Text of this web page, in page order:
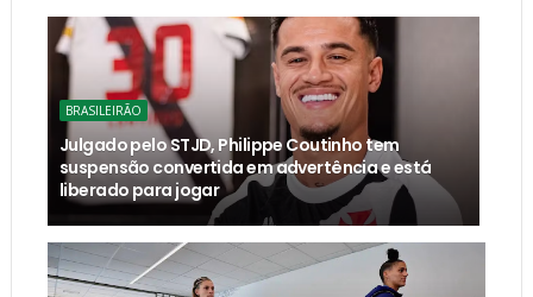
BRASILEIRÃO
Julgado pelo STJD, Philippe Coutinho tem
suspensão convertida em advertência e está
liberado para jogar